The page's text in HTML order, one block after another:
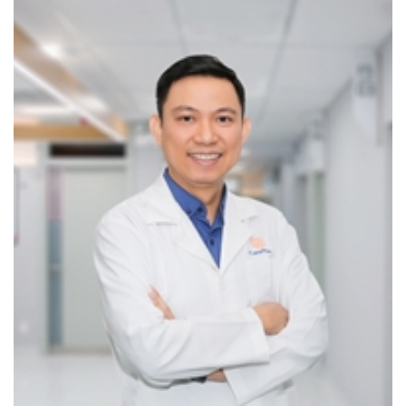
xương làm răng lung lay.
Phẫu thuật điều chỉnh xương ổ răng giảm bớt hô.
Phẫu thuật cắt nướu làm dài thân răng, phẫu thuật
cắt thắng môi.
Phẫu thuật nâng xoang hàm, tiểu phẫu trong
miệng, phẫu thuật ghép mô liên kết.
PHỤC HÌNH RĂNG SỨ
Là phương pháp phục hồi hình thể của răng sâu vỡ lớn,
răng bị mẻ, nhằm tái tạo thẩm mỹ và chức năng ăn nhai
Phục hình răng cố định bằng Răng sứ
phục hình cố định Mặt dán sứ (Veneer).